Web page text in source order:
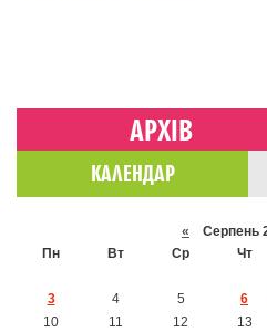
АРХІВ
КАЛЕНДАР
« Серпень
Пн
Вт Ср Чт
3
4 5 6
10
11 12 13